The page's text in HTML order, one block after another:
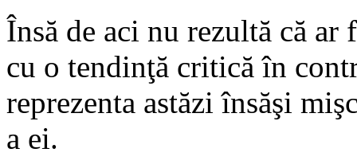
Însă de aci nu rezultă că
cu o tendinţă critică în
reprezenta astăzi însăşi
a ei.